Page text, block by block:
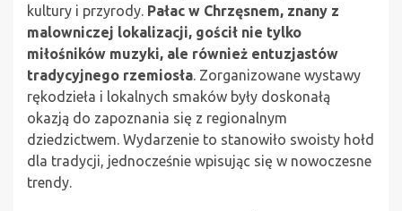
kultury i przyrody. Pałac w Chrzęsnem, znany z
malowniczej lokalizacji, gościł nie tylko
miłośników muzyki, ale również entuzjastów
tradycyjnego rzemiosła. Zorganizowane wystawy
rękodzieła i lokalnych smaków były doskonałą
okazją do zapoznania się z regionalnym
dziedzictwem. Wydarzenie to stanowiło swoisty hołd
dla tradycji, jednocześnie wpisując się w nowoczesne
trendy.